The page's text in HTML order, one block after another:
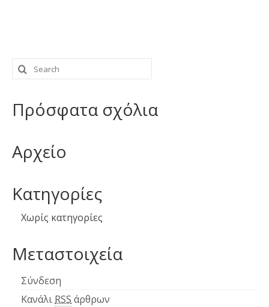
Search
for:
Πρόσφατα σχόλια
Αρχείο
Kατηγορίες
Χωρίς κατηγορίες
Μεταστοιχεία
Σύνδεση
Κανάλι RSS άρθρων